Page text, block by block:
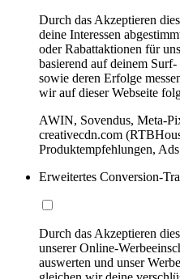
Durch das Akzeptieren
deine Interessen
oder Rabattaktionen für
basierend auf deinem
sowie deren Erfolge
wir auf dieser Webseite
AWIN, Sovendus, Meta-
creativecdn.com
Produktempfehlungen,
Erweitertes Conversion-
Durch das Akzeptieren
unserer Online-
auswerten und unser